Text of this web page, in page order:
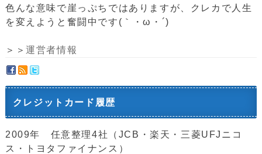
色んな意味で崖っぷちではありますが、クレカで人生
を変えようと奮闘中です(｀・ω・´)ゞ
＞＞運営者情報
クレジットカード履歴
2009年 任意整理4社（JCB・楽天・三菱UFJニコ
ス・トヨタファイナンス）